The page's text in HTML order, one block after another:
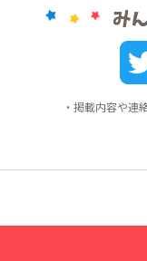
・掲載内容や連